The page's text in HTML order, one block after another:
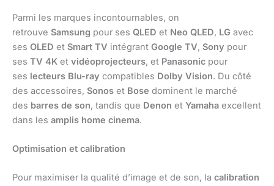
Parmi les marques incontournables, on
retrouve Samsung pour ses QLED et Neo QLED, LG avec
ses OLED et Smart TV intégrant Google TV, Sony pour
ses TV 4K et vidéoprojecteurs, et Panasonic pour
ses lecteurs Blu-ray compatibles Dolby Vision. Du côté
des accessoires, Sonos et Bose dominent le marché
des barres de son, tandis que Denon et Yamaha excellent
dans les amplis home cinema.
Optimisation et calibration
Pour maximiser la qualité d’image et de son, la calibration